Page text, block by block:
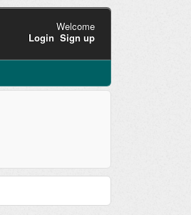
Welcome
Login Sign up